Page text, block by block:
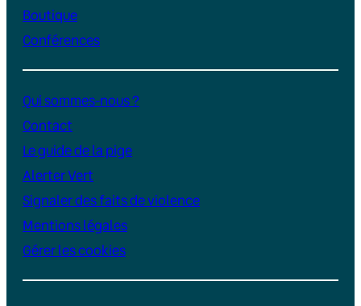
Boutique
Conférences
Qui sommes-nous ?
Contact
Le guide de la pige
Alerter Vert
Signaler des faits de violence
Mentions légales
Gérer les cookies